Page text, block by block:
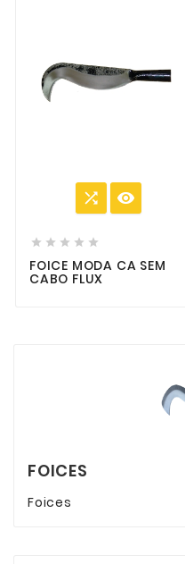
 
    
FOICE MODA CA SEM
CABO FLUX
FOICES
Foices